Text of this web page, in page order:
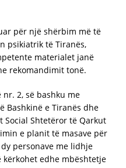
për një shërbim më të
psikiatrik të Tiranës,
materialet janë
rekomandimit tonë.
nr. 2, së bashku me
Bashkinë e Tiranës dhe
Social Shtetëror të Qarkut
e planit të masave për
personave me lidhje
kërkohet edhe mbështetje